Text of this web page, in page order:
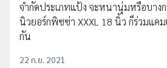
จำกัดประเภทแป้ง จะหนานุ่มหรือบางก
นิวยอร์กพิซซ่า XXXL 18 นิ้ว ก็ร่วมแค
กัน
22 ก.ย. 2021